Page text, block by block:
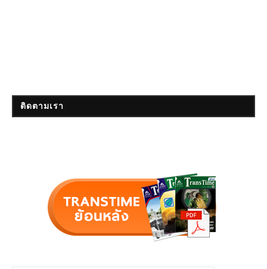
ติดตามเรา